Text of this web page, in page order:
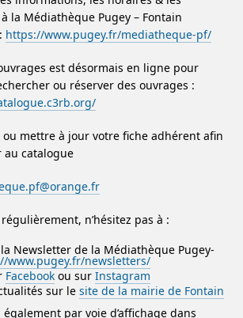
la Médiathèque Pugey – Fontain
https://www.pugey.fr/mediatheque-pf/
est désormais en ligne pour
ou réserver des ouvrages :
ou mettre à jour votre fiche adhérent afin
au catalogue
n’hésitez pas à :
Newsletter de la Médiathèque Pugey-
www.pugey.fr/newsletters/
Facebook ou sur Instagram
sur le site de la mairie de Fontain
par voie d’affichage dans